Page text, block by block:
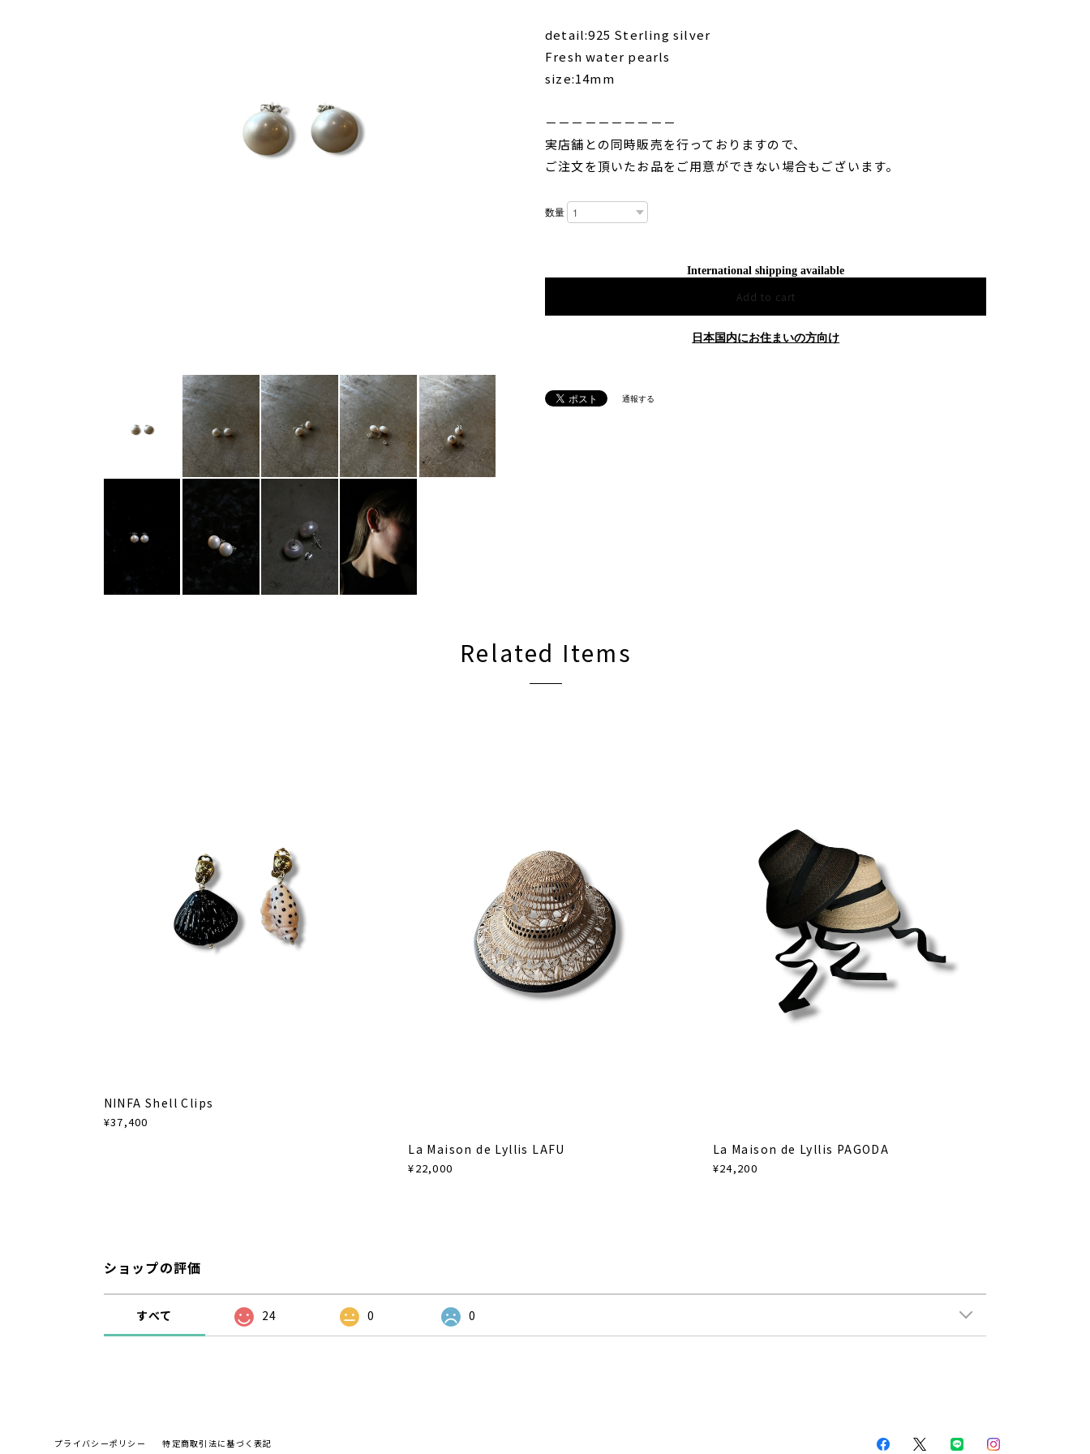
detail:925 Sterling silver
Fresh water pearls
size:14mm
－－－－－－－－－－
実店舗との同時販売を行っておりますので、
ご注文を頂いたお品をご用意ができない場合もございます。
数量
International shipping available
Add to cart
日本国内にお住まいの方向け
通報する
Related Items
NINFA Shell Clips
¥37,400
La Maison de Lyllis LAFU
¥22,000
La Maison de Lyllis PAGODA
¥24,200
ショップの評価
すべて 24 0 0
プライバシーポリシー 特定商取引法に基づく表記